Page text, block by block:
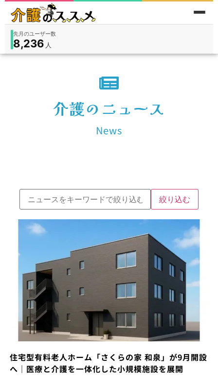
在宅9,360入所3,194
先月のユーザー数
8,236 人
件
介護のニュース
News
絞り込む
住宅型有料老人ホーム「さくらの家 和泉」が9月開設
へ｜医療と介護を一体化した小規模施設を展開